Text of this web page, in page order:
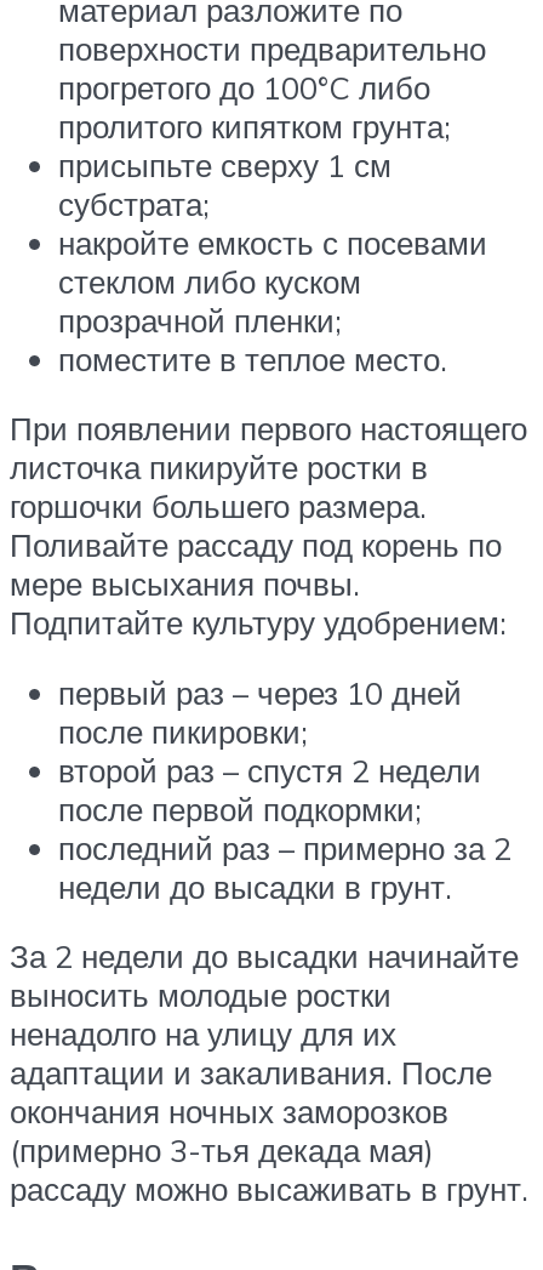
материал разложите по
поверхности предварительно
прогретого до 100°C либо
пролитого кипятком грунта;
присыпьте сверху 1 см
субстрата;
накройте емкость с посевами
стеклом либо куском
прозрачной пленки;
поместите в теплое место.
При появлении первого настоящего
листочка пикируйте ростки в
горшочки большего размера.
Поливайте рассаду под корень по
мере высыхания почвы.
Подпитайте культуру удобрением:
первый раз – через 10 дней
после пикировки;
второй раз – спустя 2 недели
после первой подкормки;
последний раз – примерно за 2
недели до высадки в грунт.
За 2 недели до высадки начинайте
выносить молодые ростки
ненадолго на улицу для их
адаптации и закаливания. После
окончания ночных заморозков
(примерно 3-тья декада мая)
рассаду можно высаживать в грунт.